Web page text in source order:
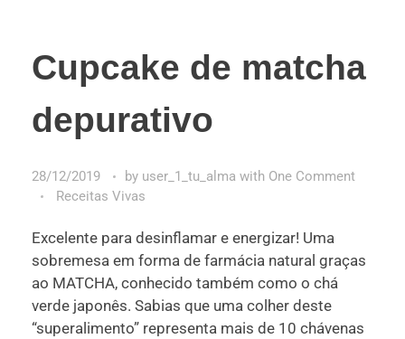
Cupcake de matcha
depurativo
28/12/2019 by user_1_tu_alma with One Comment
Receitas Vivas
Excelente para desinflamar e energizar! Uma
sobremesa em forma de farmácia natural graças
ao MATCHA, conhecido também como o chá
verde japonês. Sabias que uma colher deste
“superalimento” representa mais de 10 chávenas